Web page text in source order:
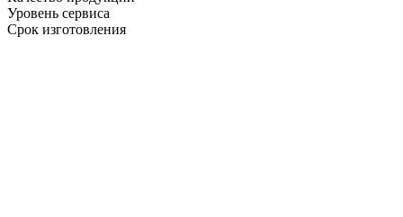
Уровень сервиса
Срок изготовления